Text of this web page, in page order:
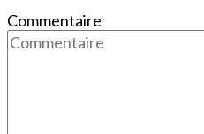
Commentaire